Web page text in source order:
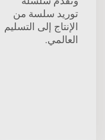
توريد سلسة من
الإنتاج إلى التسليم
العالمي.